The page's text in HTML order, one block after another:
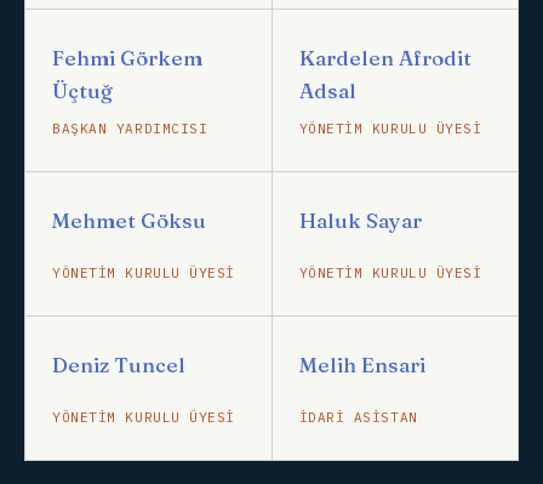
Fehmi Görkem
Üçtuğ
BAŞKAN YARDIMCISI
Kardelen Afrodit
Adsal
YÖNETIM KURULU ÜYESI
Mehmet Göksu
YÖNETIM KURULU ÜYESI
Haluk Sayar
YÖNETIM KURULU ÜYESI
Deniz Tuncel
YÖNETIM KURULU ÜYESI
Melih Ensari
İDARI ASISTAN